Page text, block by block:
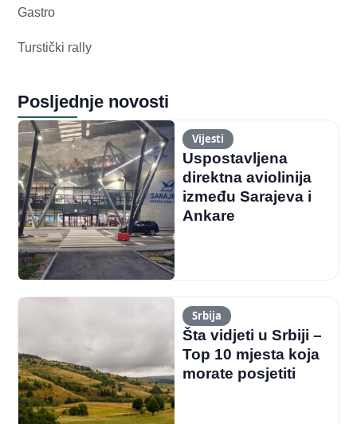
Gastro
Turstički rally
Posljednje novosti
Vijesti
Uspostavljena
direktna aviolinija
između Sarajeva i
Ankare
Srbija
Šta vidjeti u Srbiji –
Top 10 mjesta koja
morate posjetiti